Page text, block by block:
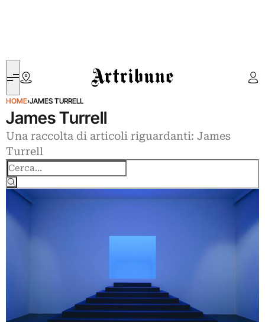
Artribune
HOME›JAMES TURRELL
James Turrell
Una raccolta di articoli riguardanti: James
Turrell
Cerca